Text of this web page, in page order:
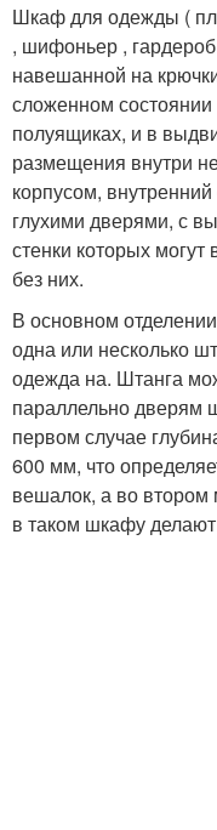
Шкаф для одежды (
, шифоньер ,
навешанной на
сложенном состоянии
полуящиках, и в
размещения внутри
корпусом,
глухими дверями, с
стенки которых
без них.
В основном
одна или несколько
одежда на. Штанга
параллельно дверям
первом случае
600 мм, что
вешалок, а во
в таком шкафу